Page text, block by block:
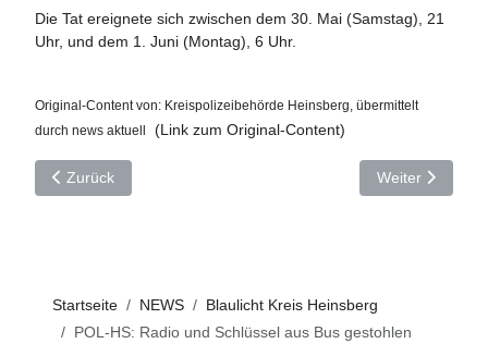
Die Tat ereignete sich zwischen dem 30. Mai (Samstag), 21
Uhr, und dem 1. Juni (Montag), 6 Uhr.
Original-Content von: Kreispolizeibehörde Heinsberg, übermittelt
durch news aktuell (Link zum Original-Content)
Vorheriger Beitrag: POL-HS: Brennende Heuballen zur
Zurück Nächster
Weiter
Startseite NEWS
Blaulicht Kreis Heinsberg
POL-HS: Radio und Schlüssel aus Bus gestohlen